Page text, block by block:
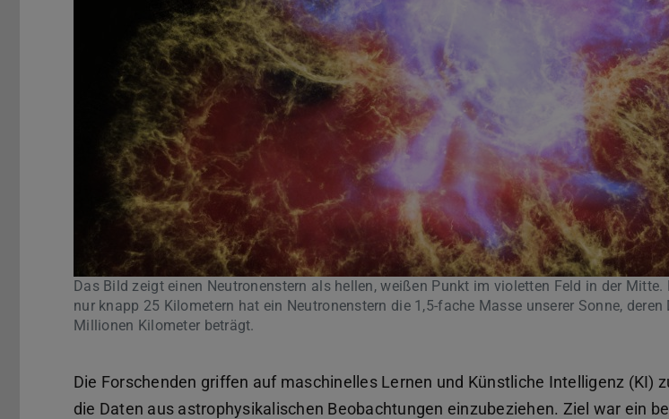
Das Bild zeigt einen Neutronenstern als hellen, weißen Punkt im violetten Feld in der
nur knapp 25 Kilometern hat ein Neutronenstern die 1,5-fache Masse unserer Sonne,
Millionen Kilometer beträgt.
Die Forschenden griffen auf maschinelles Lernen und Künstliche Intelligenz (KI)
die Daten aus astrophysikalischen Beobachtungen einzubeziehen. Ziel war ein